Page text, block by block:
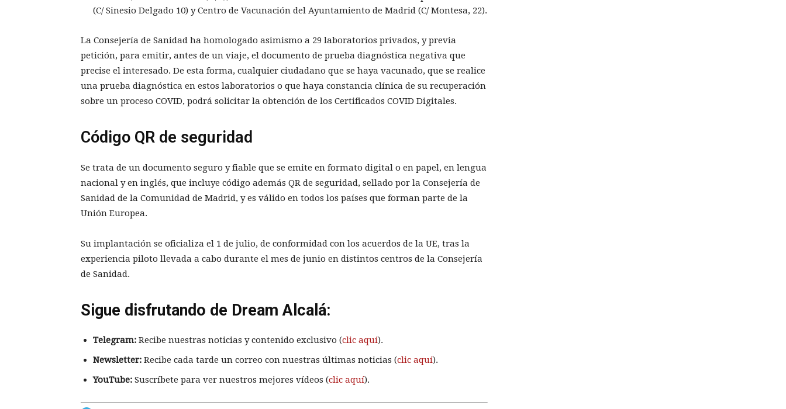
(C/ Sinesio Delgado 10) y Centro de Vacunación del Ayuntamiento de Madrid (C/ Montesa, 22).
La Consejería de Sanidad ha homologado asimismo a 29 laboratorios privados, y previa
petición, para emitir, antes de un viaje, el documento de prueba diagnóstica negativa que
precise el interesado. De esta forma, cualquier ciudadano que se haya vacunado, que se realice
una prueba diagnóstica en estos laboratorios o que haya constancia clínica de su recuperación
sobre un proceso COVID, podrá solicitar la obtención de los Certificados COVID Digitales.
Código QR de seguridad
Se trata de un documento seguro y fiable que se emite en formato digital o en papel, en lengua
nacional y en inglés, que incluye código además QR de seguridad, sellado por la Consejería de
Sanidad de la Comunidad de Madrid, y es válido en todos los países que forman parte de la
Unión Europea.
Su implantación se oficializa el 1 de julio, de conformidad con los acuerdos de la UE, tras la
experiencia piloto llevada a cabo durante el mes de junio en distintos centros de la Consejería
de Sanidad.
Sigue disfrutando de Dream Alcalá:
Telegram: Recibe nuestras noticias y contenido exclusivo (clic aquí).
Newsletter: Recibe cada tarde un correo con nuestras últimas noticias (clic aquí).
YouTube: Suscríbete para ver nuestros mejores vídeos (clic aquí).